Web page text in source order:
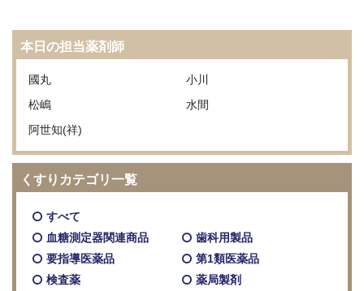
本日の担当薬剤師
國丸
小川
松嶋
水間
阿世知(祥)
くすりカテゴリ一覧
すべて
血糖測定器関連商品
歯科用製品
要指導医薬品
第1類医薬品
検査薬
薬局製剤